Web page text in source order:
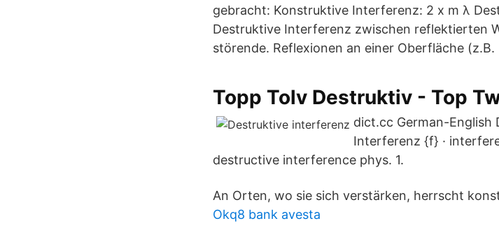
gebracht: Konstruktive Interferenz: 2 x m λ
Destruktive Interferenz zwischen reflektierten
störende. Reflexionen an einer Oberfläche (z.B.
Topp Tolv Destruktiv - Top
dict.cc German-
Interferenz {f} ·
destructive interference phys. 1.
An Orten, wo sie sich verstärken, herrscht
Okq8 bank avesta